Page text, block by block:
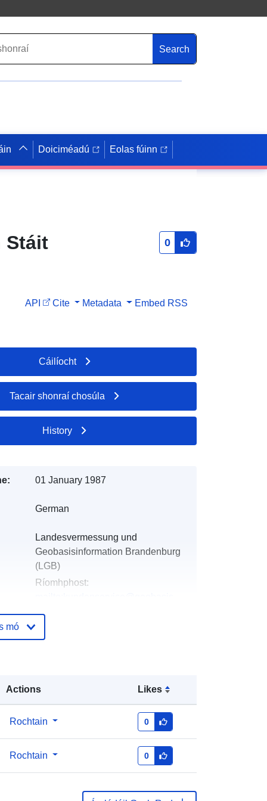
Search
Doiciméadú Eolas fúinn
Stáit
0
API Cite Metadata Embed RSS
Actions Likes
Rochtain 0
Rochtain 0
Cáilíocht
Tacair shonraí chosúla
History
01 January 1987
German
Landesvermessung und
Geobasisinformation Brandenburg
(LGB)
Ríomhphost:
Curtha le data.europa.eu:
02 August 2026
Comhordanáidí:
Eine Auskunft über die Herkunft der
mó